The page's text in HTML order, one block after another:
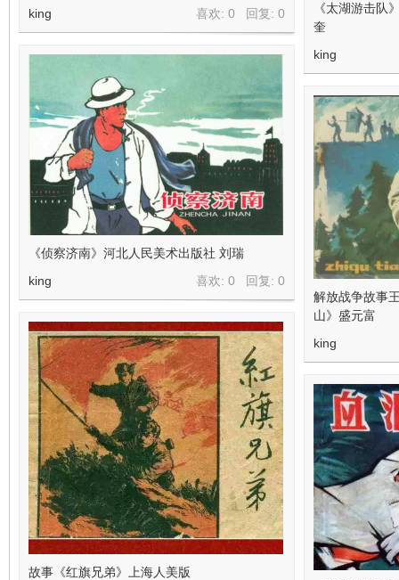
喜欢: 0 回复: 0
king
《太湖游击队
奎
king
《侦察济南》河北人民美术出版社 刘瑞
喜欢: 0 回复: 0
king
解放战争故事
山》盛元富
king
故事《红旗兄弟》上海人美版